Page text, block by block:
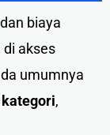
biaya
di akses
umumnya
,